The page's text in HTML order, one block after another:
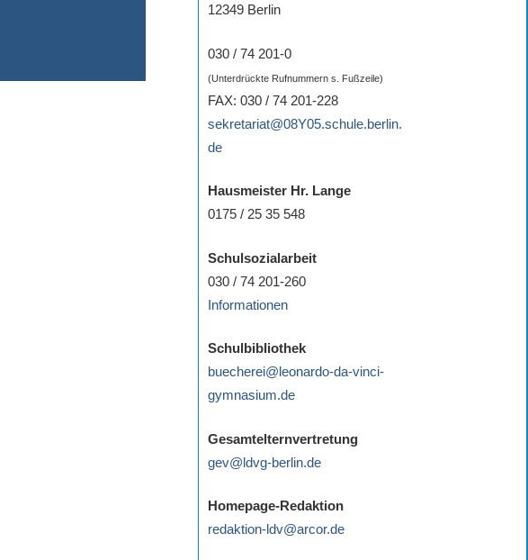
12349 Berlin
030 / 74 201-0
(Unterdrückte Rufnummern s. Fußzeile)
FAX: 030 / 74 201-228
sekretariat@08Y05.schule.berlin.
de
Hausmeister Hr. Lange
0175 / 25 35 548
Schulsozialarbeit
030 / 74 201-260
Informationen
Schulbibliothek
buecherei@leonardo-da-vinci-
gymnasium.de
Gesamtelternvertretung
gev@ldvg-berlin.de
Homepage-Redaktion
redaktion-ldv@arcor.de